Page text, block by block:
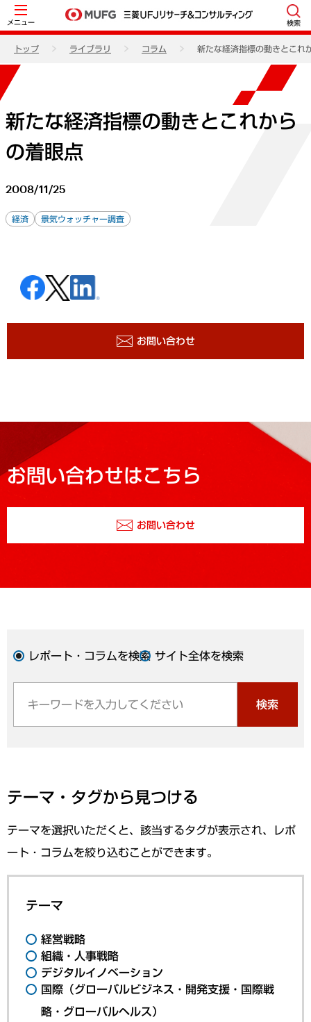
メニュー 検索
トップ ライブラリ コラム 新たな経済指標の動きとこれ
新たな経済指標の動きとこれから
の着眼点
2008/11/25
経済 景気ウォッチャー調査
お問い合わせ
お問い合わせはこちら
お問い合わせ
レポート・コラムを検索 サイト全体を検索
検索
テーマ・タグから見つける
テーマを選択いただくと、該当するタグが表示され、レポ
ート・コラムを絞り込むことができます。
テーマ
経営戦略
組織・人事戦略
デジタルイノベーション
国際（グローバルビジネス・開発支援・国際戦
略・グローバルヘルス）